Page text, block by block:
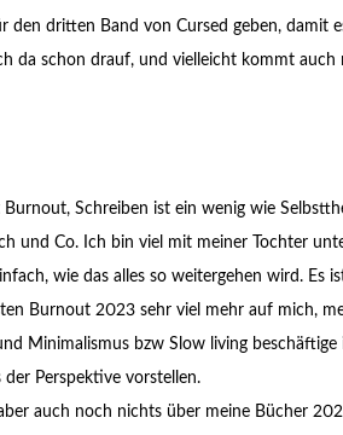
den dritten Band von Cursed geben, damit
da schon drauf, und vielleicht kommt auch
Schreiben ist ein wenig wie
und Co. Ich bin viel mit meiner Tochter
wie das alles so weitergehen wird. Es
Burnout 2023 sehr viel mehr auf mich,
Minimalismus bzw Slow living
Perspektive vorstellen.
auch noch nichts über meine Bücher